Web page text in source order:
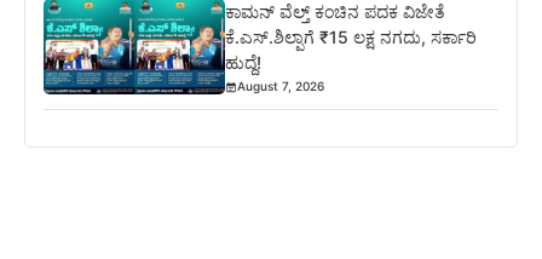
ಕಾಮನ್ ವೆಲ್ತ್ ಕಂಚಿನ ಪದಕ ವಿಜೇತೆ
ಕೆ.ಎಸ್.ಶಿಲ್ಪಾಗೆ ₹15 ಲಕ್ಷ ನಗದು, ಸರ್ಕಾರಿ
ಹುದ್ದೆ!
August 7, 2026